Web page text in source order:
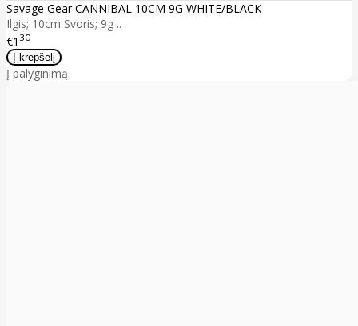
Savage Gear CANNIBAL 10CM 9G WHITE/BLACK
Ilgis; 10cm Svoris; 9g ..
€1 30
Į palyginimą